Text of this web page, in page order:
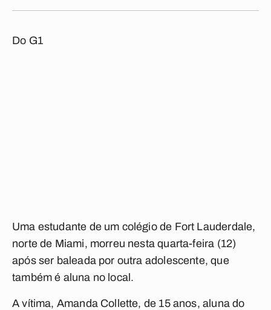
Do G1
Uma estudante de um colégio de Fort Lauderdale,
norte de Miami, morreu nesta quarta-feira (12)
após ser baleada por outra adolescente, que
também é aluna no local.
A vítima, Amanda Collette, de 15 anos, aluna do